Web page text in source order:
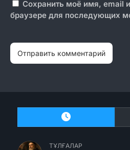
Сохранить моё имя, email
браузере для последующих
ТҰЛҒАЛАР